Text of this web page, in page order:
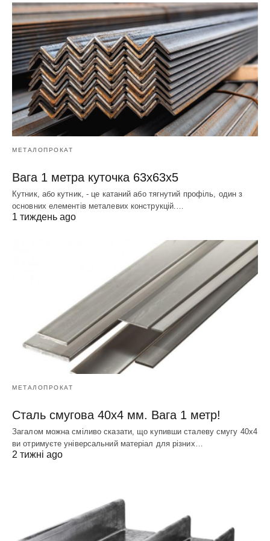
МЕТАЛОПРОКАТ
Вага 1 метра куточка 63х63х5
Кутник, або кутник, - це катаний або тягнутий профіль, один з
основних елементів металевих конструкцій.…
1 тиждень ago
МЕТАЛОПРОКАТ
Сталь смугова 40х4 мм. Вага 1 метр!
Загалом можна сміливо сказати, що купивши сталеву смугу 40х4
ви отримуєте універсальний матеріал для різних…
2 тижні ago